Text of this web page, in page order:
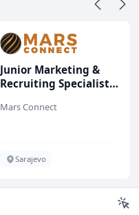
Junior Marketing &
Recruiting Specialist
Mars Connect
Sarajevo